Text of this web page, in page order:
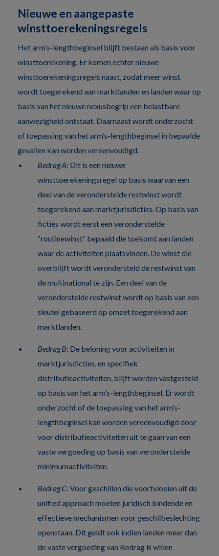
Nieuwe en aangepaste
winsttoerekeningsregels
Het arm’s-lengthbeginsel blijft bestaan als basis voor
winsttoerekening. Er komen echter nieuwe
winsttoerekeningsregels naast, zodat meer winst
wordt toegerekend aan marktlanden en landen waar op
basis van het nieuwe nexusbegrip een belastbare
aanwezigheid ontstaat. Daarnaast wordt onderzocht
of toepassing van het arm’s-lengthbeginsel in bepaalde
gevallen kan worden vereenvoudigd.
Bedrag A: Dit is een nieuwe
winsttoerekeningsregel op basis waarvan een
deel van de veronderstelde restwinst wordt
toegerekend aan marktjurisdicties. Op basis van
ficties wordt eerst een veronderstelde
“routinewinst” bepaald die toekomt aan landen
waar de activiteiten plaatsvinden. De winst die
overblijft wordt verondersteld de restwinst van
de multinational te zijn. Een deel van de
veronderstelde restwinst wordt op basis van een
sleutel gebaseerd op omzet toegerekend aan
marktlanden.
Bedrag B: De beloning voor activiteiten in
marktjurisdicties, en specifiek
distributieactiviteiten, blijft worden vastgesteld
op basis van het arm’s-lengthbeginsel. Er wordt
onderzocht of de toepassing van het arm’s-
lengthbeginsel kan worden vereenvoudigd door
voor distributieactiviteiten uit te gaan van een
vaste vergoeding op basis van veronderstelde
minimumactiviteiten.
Bedrag C: Voor geschillen die voortvloeien uit de
unified approach moeten juridisch bindende en
effectieve mechanismen voor geschilbeslechting
openstaan. Dit geldt ook indien landen meer dan
de vaste vergoeding van Bedrag B willen